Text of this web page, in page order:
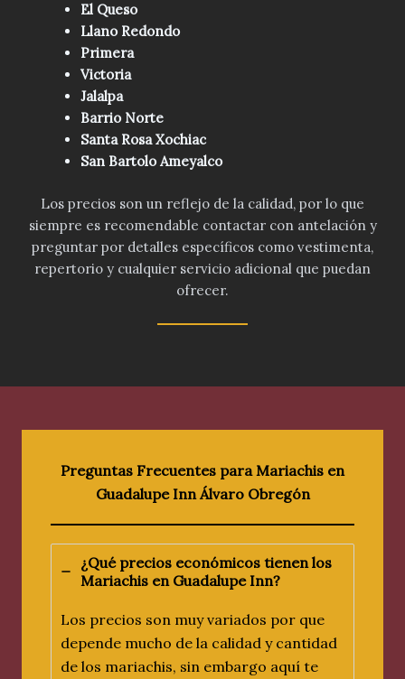
El Queso
Llano Redondo
Primera
Victoria
Jalalpa
Barrio Norte
Santa Rosa Xochiac
San Bartolo Ameyalco
Los precios son un reflejo de la calidad, por lo que
siempre es recomendable contactar con antelación y
preguntar por detalles específicos como vestimenta,
repertorio y cualquier servicio adicional que puedan
ofrecer.
Preguntas Frecuentes para Mariachis en
Guadalupe Inn Álvaro Obregón
¿Qué precios económicos tienen los
Mariachis en Guadalupe Inn?
Los precios son muy variados por que
depende mucho de la calidad y cantidad
de los mariachis, sin embargo aquí te